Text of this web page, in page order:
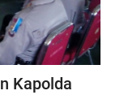
Kapolda